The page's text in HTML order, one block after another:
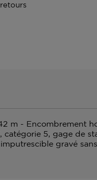
m - Encombrement
catégorie 5, gage de
gravé